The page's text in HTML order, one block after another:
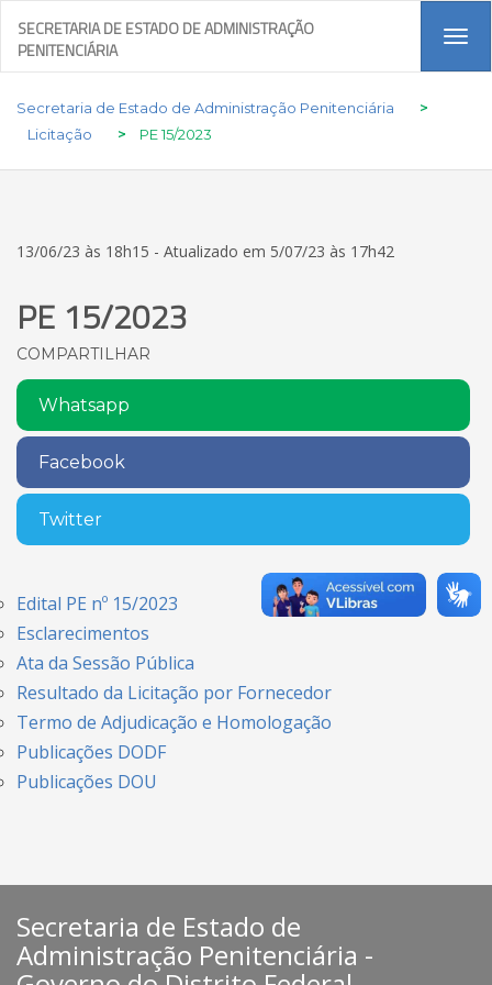
SECRETARIA DE ESTADO DE ADMINISTRAÇÃO
PENITENCIÁRIA
Secretaria de Estado de Administração Penitenciária
>
Licitação
> PE 15/2023
13/06/23 às 18h15 - Atualizado em 5/07/23 às 17h42
PE 15/2023
COMPARTILHAR
Whatsapp
Facebook
Twitter
Edital PE nº 15/2023
Esclarecimentos
Ata da Sessão Pública
Resultado da Licitação por Fornecedor
Termo de Adjudicação e Homologação
Publicações DODF
Publicações DOU
Secretaria de Estado de
Administração Penitenciária -